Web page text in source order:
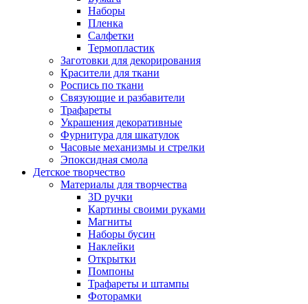
Наборы
Пленка
Салфетки
Термопластик
Заготовки для декорирования
Красители для ткани
Роспись по ткани
Связующие и разбавители
Трафареты
Украшения декоративные
Фурнитура для шкатулок
Часовые механизмы и стрелки
Эпоксидная смола
Детское творчество
Материалы для творчества
3D ручки
Картины своими руками
Магниты
Наборы бусин
Наклейки
Открытки
Помпоны
Трафареты и штампы
Фоторамки